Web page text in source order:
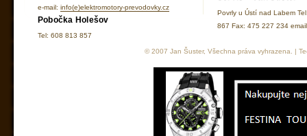
e-mail: info(e)elektromotory-prevodovky.cz
Pobočka Holešov
Tel: 608 813 857
Povrly u Ústí nad Labem
867 Fax: 475 227 234
© 2007 Jan Šuster, Všechna práva vyhrazena. |